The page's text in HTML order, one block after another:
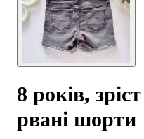
8 років,
рвані шорти